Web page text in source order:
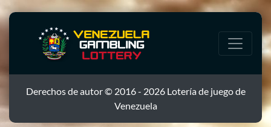
Derechos de autor © 2016 - 2026 Lotería de juego de
Venezuela